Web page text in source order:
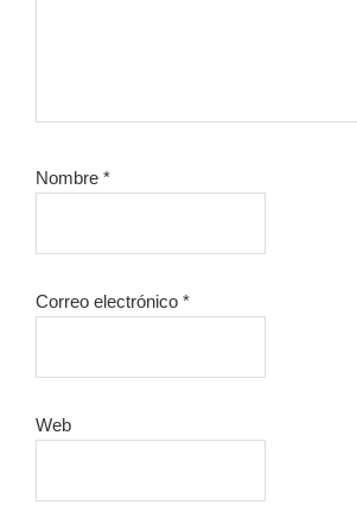
Nombre *
Correo electrónico *
Web